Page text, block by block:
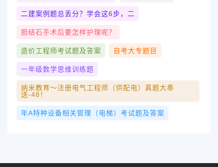
二建案例题总丢分？学会这6步，二
胆结石手术后要怎样护理呢？
造价工程师考试题及答案 自考大专题目
一年级数学思维训练题
纳米教育～注册电气工程师（供配电）真题大奉
送-48！
年A特种设备相关管理（电梯）考试题及答案